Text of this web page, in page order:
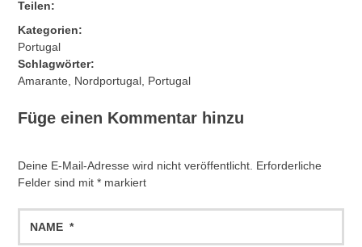
Teilen:
Kategorien:
Portugal
Schlagwörter:
Amarante
Nordportugal Portugal
Füge einen Kommentar hinzu
Deine E-Mail-Adresse wird nicht veröffentlicht. Erforderliche
Felder sind mit* markiert